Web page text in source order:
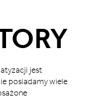
jest
posiadamy wiele